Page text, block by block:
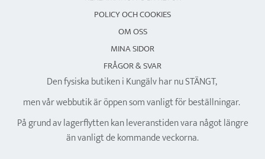
POLICY OCH COOKIES
OM OSS
MINA SIDOR
FRÅGOR & SVAR
Den fysiska butiken i Kungälv har nu STÄNGT,
men vår webbutik är öppen som vanligt för beställningar.
På grund av lagerflytten kan leveranstiden vara något längre
än vanligt de kommande veckorna.